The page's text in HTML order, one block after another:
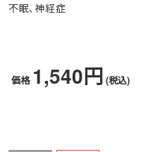
不眠､神経症
価格 1,540円 (税込)